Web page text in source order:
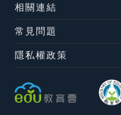
相關連結
常見問題
隱私權政策